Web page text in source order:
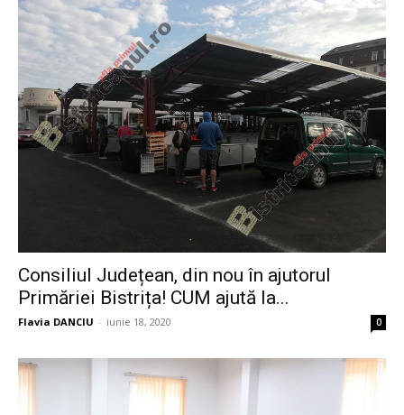
Consiliul Județean, din nou în ajutorul
Primăriei Bistrița! CUM ajută la...
Flavia DANCIU - iunie 18, 2020 0